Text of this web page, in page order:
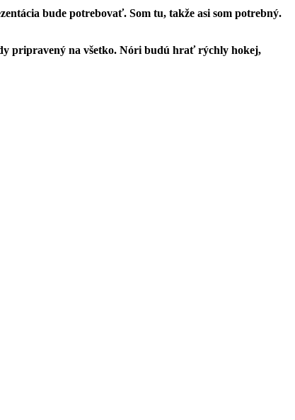
bude potrebovať. Som tu, takže asi som potrebný.
pripravený na všetko. Nóri budú hrať rýchly hokej,